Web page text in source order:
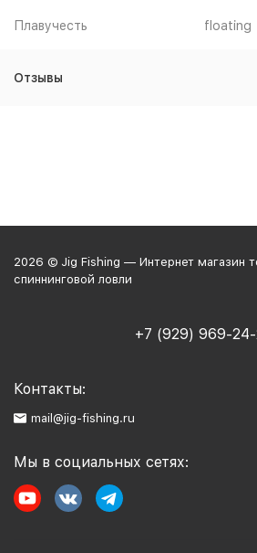
Плавучесть floating
Отзывы
2026 © Jig Fishing — Интернет магазин
спиннинговой ловли
+7 (929) 969-
Контакты:
mail@jig-fishing.ru
Мы в социальных сетях: